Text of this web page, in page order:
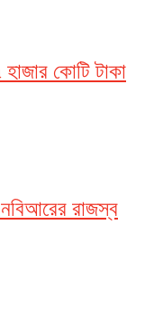
কোটি টাকা
রাজস্ব